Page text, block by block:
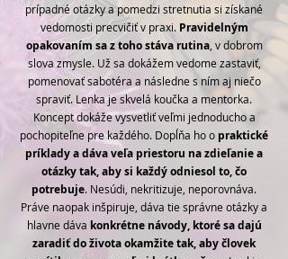
prípadné otázky a pomedzi stretnutia si získané
vedomosti precvičiť v praxi. Pravidelným
opakovaním sa z toho stáva rutina, v dobrom
slova zmysle. Už sa dokážem vedome zastaviť,
pomenovať sabotéra a následne s ním aj niečo
spraviť. Lenka je skvelá koučka a mentorka.
Koncept dokáže vysvetliť veľmi jednoducho a
pochopiteľne pre každého. Dopĺňa ho o praktické
príklady a dáva veľa priestoru na zdieľanie a
otázky tak, aby si každý odniesol to, čo
potrebuje. Nesúdi, nekritizuje, neporovnáva.
Práve naopak inšpiruje, dáva tie správne otázky a
hlavne dáva konkrétne návody, ktoré sa dajú
zaradiť do života okamžite tak, aby človek